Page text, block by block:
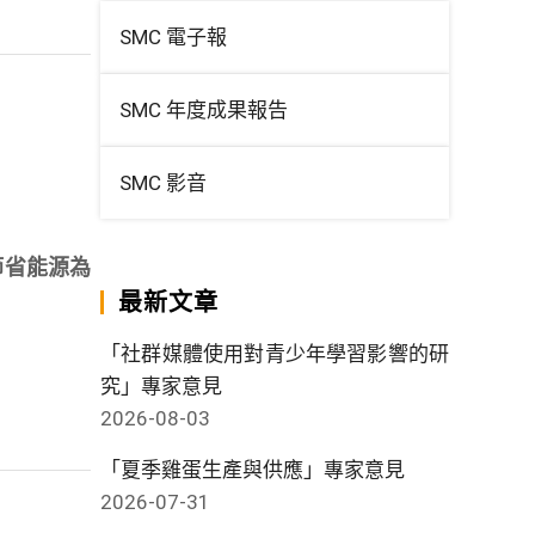
能源為
SMC 電子報
SMC 年度成果報告
SMC 影音
最新文章
「社群媒體使用對青少年學習影響的研
究」專家意見
2026-08-03
「夏季雞蛋生產與供應」專家意見
2026-07-31